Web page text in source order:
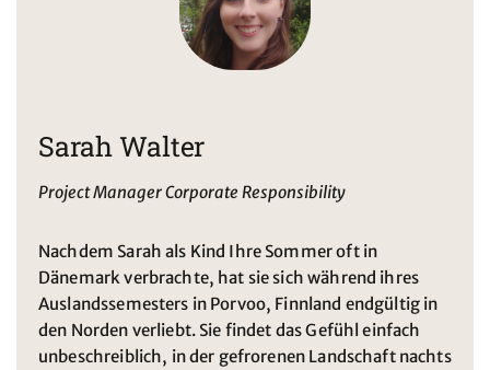
Sarah Walter
Project Manager Corporate Responsibility
Nachdem Sarah als Kind Ihre Sommer oft in
Dänemark verbrachte, hat sie sich während ihres
Auslandssemesters in Porvoo, Finnland endgültig in
den Norden verliebt. Sie findet das Gefühl einfach
unbeschreiblich, in der gefrorenen Landschaft nachts